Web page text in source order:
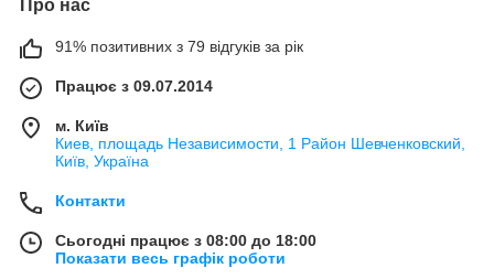
Про нас
91% позитивних з 79 відгуків за рік
Працює з 09.07.2014
м. Київ
Киев, площадь Независимости, 1 Район Шевченковский,
Київ, Україна
Контакти
Сьогодні працює з 08:00 до 18:00
Показати весь графік роботи